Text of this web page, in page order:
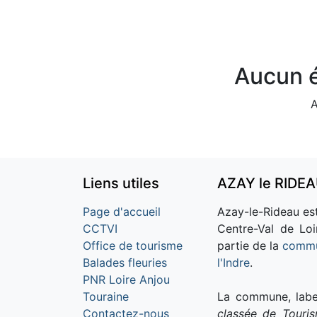
Aucun
Liens utiles
Page d'accueil
CCTVI
Office de tourisme
Balades fleuries
PNR Loire Anjou
Touraine
Contactez-nous
AZAY le
Azay-le-Rideau
Centre-Val de
partie de la
l'Indre.
La commune,
classée de